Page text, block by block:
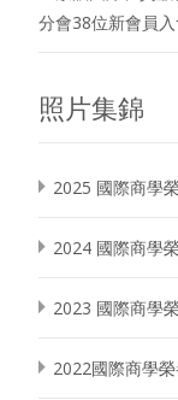
分會38位新會員
照片集錦
2025 國際商學
2024 國際商學
2023 國際商學
2022國際商學